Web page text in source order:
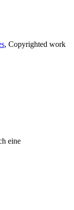
, Copyrighted work
eine